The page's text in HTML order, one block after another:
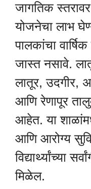
जागतिक
योजनेचा लाभ
पालकांचा
जास्त नसावे.
लातूर, उदगीर,
आणि रेणापूर
आहेत. या
आणि आरोग्य
विद्यार्थ्यांच्या
मिळेल.